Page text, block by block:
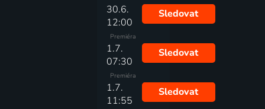
30.6.
12:00
Premiéra
Sledovat
1.7.
07:30
Premiéra
Sledovat
1.7.
11:55
Sledovat